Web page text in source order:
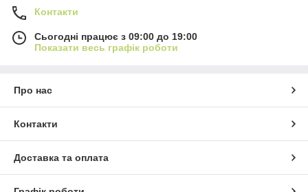
Контакти
Сьогодні працює з 09:00 до 19:00
Показати весь графік роботи
Про нас
Контакти
Доставка та оплата